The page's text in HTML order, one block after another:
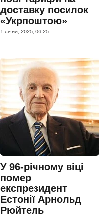
доставку посилок
«Укрпоштою»
1 сiчня, 2025, 06:25
У 96-річному віці
помер
експрезидент
Естонії Арнольд
Рюйтель